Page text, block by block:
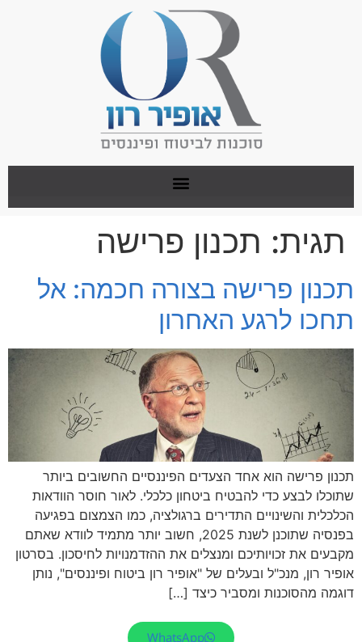
תגית: תכנון פרישה
תכנון פרישה בצורה חכמה: אל
תחכו לרגע האחרון
תכנון פרישה הוא אחד הצעדים הפיננסיים החשובים ביותר
שתוכלו לבצע כדי להבטיח ביטחון כלכלי. לאור חוסר הוודאות
הכלכלית והשינויים התדירים ברגולציה, כמו הצמצום בפגיעה
בפנסיה שתוכנן לשנת 2025, חשוב יותר מתמיד לוודא שאתם
מקבעים את זכויותיכם ומנצלים את ההזדמנויות לחיסכון. בסרטון
אופיר רון, מנכ"ל ובעלים של "אופיר רון ביטוח ופיננסים", נותן
דוגמה מהסוכנות ומסביר כיצד […]
WhatsApp